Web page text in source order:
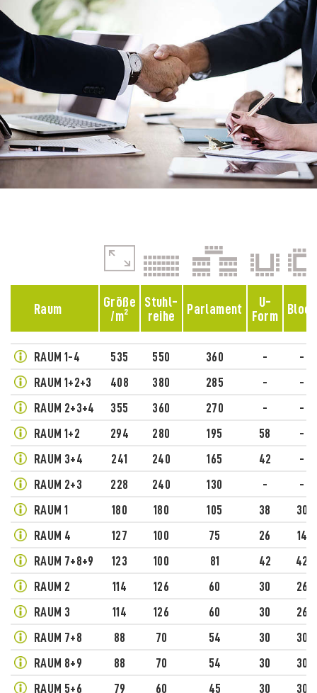
Raum
Größe
/m²
Stuhl-
reihe
Parlament
U-
Form
Block
RAUM 1-4 535 550 360 -
-
RAUM 1+2+3
408 380 285 -
-
RAUM 2+3+4
355 360 270 -
-
RAUM 1+2
294 280 195 58
-
RAUM 3+4
241 240 165 42
-
RAUM 2+3
228 240 130 -
-
RAUM 1
180 180 105 38
30
RAUM 4
127 100 75 26
14
RAUM 7+8+9
123 100 81 42
42
RAUM 2
114 126 60 30
26
RAUM 3
114 126 60 30
26
RAUM 7+8
88 70 54 30
30
RAUM 8+9
88 70 54 30
30
RAUM 5+6
79 60 45 30 30